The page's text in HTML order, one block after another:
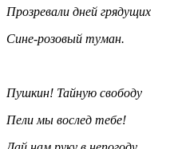
Прозревали дней грядущих
Сине-розовый туман.
Пушкин! Тайную свободу
Пели мы вослед тебе!